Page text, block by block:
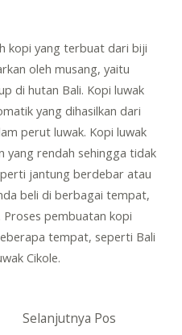
kopi yang terbuat dari biji
oleh musang, yaitu
di hutan Bali. Kopi luwak
yang dihasilkan dari
perut luwak. Kopi luwak
yang rendah sehingga tidak
jantung berdebar atau
beli di berbagai tempat,
pembuatan kopi
tempat, seperti Bali
Cikole.
Selanjutnya Pos